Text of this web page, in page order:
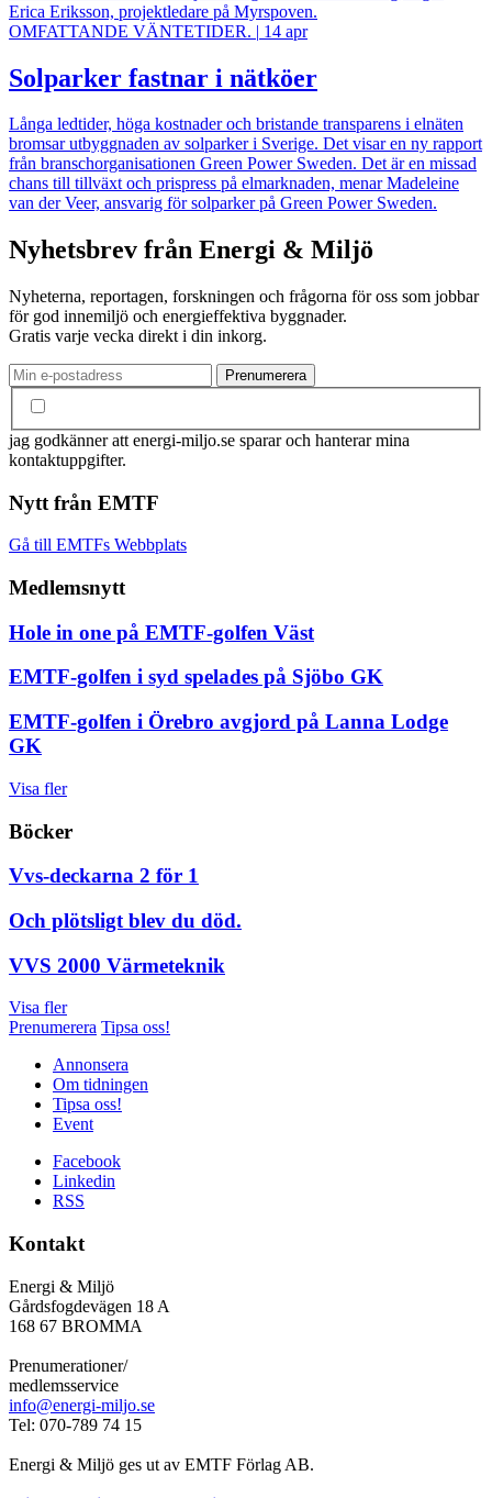
Erica Eriksson, projektledare på Myrspoven.
OMFATTANDE VÄNTETIDER. | 14 apr
Solparker fastnar i nätköer
Långa ledtider, höga kostnader och bristande transparens i elnäten
bromsar utbyggnaden av solparker i Sverige. Det visar en ny rapport
från branschorganisationen Green Power Sweden. Det är en missad
chans till tillväxt och prispress på elmarknaden, menar Madeleine
van der Veer, ansvarig för solparker på Green Power Sweden.
Nyhetsbrev från Energi & Miljö
Nyheterna, reportagen, forskningen och frågorna för oss som jobbar
för god innemiljö och energieffektiva byggnader.
Gratis varje vecka direkt i din inkorg.
jag godkänner att energi-miljo.se sparar och hanterar mina
kontaktuppgifter.
Nytt från EMTF
Gå till EMTFs Webbplats
Medlemsnytt
Hole in one på EMTF-golfen Väst
EMTF-golfen i syd spelades på Sjöbo GK
EMTF-golfen i Örebro avgjord på Lanna Lodge
GK
Visa fler
Böcker
Vvs-deckarna 2 för 1
Och plötsligt blev du död.
VVS 2000 Värmeteknik
Visa fler
Prenumerera Tipsa oss!
Annonsera
Om tidningen
Tipsa oss!
Event
Facebook
Linkedin
RSS
Kontakt
Energi & Miljö
Gårdsfogdevägen 18 A
168 67 BROMMA
Prenumerationer/
medlemsservice
info@energi-miljo.se
Tel: 070-789 74 15
Energi & Miljö ges ut av EMTF Förlag AB.